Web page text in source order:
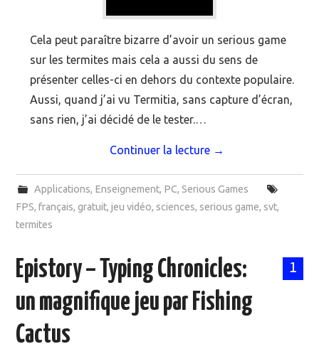
Cela peut paraître bizarre d’avoir un serious game
sur les termites mais cela a aussi du sens de
présenter celles-ci en dehors du contexte populaire.
Aussi, quand j’ai vu Termitia, sans capture d’écran,
sans rien, j’ai décidé de le tester.…
Continuer la lecture →
Applications, Enseignement, PC, Serious Games
FPS,français,gratuit,jeu vidéo, sciences, serious game, svt,
termites
1
Epistory – Typing Chronicles:
un magnifique jeu par Fishing
Cactus